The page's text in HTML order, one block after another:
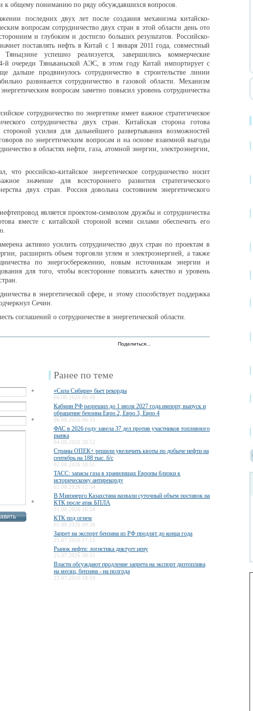
к общему пониманию по ряду обсуждавшихся вопросов.
последних двух лет после создания механизма китайско-
вопросам сотрудничество двух стран в этой области день ото
и глубоким и достигло больших результатов. Российско-
поставлять нефть в Китай с 1 января 2011 года, совместный
успешно реализуется, завершились коммерческие
й очереди Тяньваньской АЭС, в этом году Китай импортирует с
продвинулось сотрудничество в строительстве линии
развивается сотрудничество в газовой области. Механизм
вопросам заметно повысил уровень сотрудничества
сотрудничество по энергетике имеет важное стратегическое
сотрудничества двух стран. Китайская сторона готова
усилия для дальнейшего развертывания возможностей
по энергетическим вопросам и на основе взаимной выгоды
в областях нефти, газа, атомной энергии, электроэнергии,
российско-китайское энергетическое сотрудничество носит
значение для всестороннего развития стратегического
двух стран. Россия довольна состоянием энергетического
является проектом-символом дружбы и сотрудничества
вместе с китайской стороной всеми силами обеспечить его
активно усилить сотрудничество двух стран по проектам в
расширить объем торговли углем и электроэнергией, а также
по энергосбережению, новым источникам энергии и
для того, чтобы всесторонне повысить качество и уровень
в энергетической сфере, и этому способствует поддержка
Сечин.
соглашений о сотрудничестве в энергетической области.
Поделиться…
*
*
*
Ранее по теме
«Сила Сибири» бьет рекорды
06.08.2026 06:48
Кабмин РФ разрешил до 1 июля 2027 года импорт, выпуск и
обращение бензина Евро 2, Евро 3, Евро 4
06.08.2026 06:35
ФАС в 2026 году завела 37 дел против участников топливного
рынка
04.08.2026 20:52
Страны ОПЕК+ решили увеличить квоты по добыче нефти на
сентябрь на 188 тыс. б/с
02.08.2026 18:51
ТАСС: запасы газа в хранилищах Европы близки к
историческому антирекорду
02.08.2026 12:54
В Минэнерго Казахстана назвали суточный объем поставок на
КТК после атак БПЛА
01.08.2026 16:28
КТК под огнем
01.08.2026 09:36
Запрет на экспорт бензина из РФ продлят до конца года
25.07.2026 17:15
Рынок нефти: логистика диктует цену
25.07.2026 08:51
Власти обсуждают продление запрета на экспорт дизтоплива
на месяц, бензина - на полгода
23.07.2026 18:59